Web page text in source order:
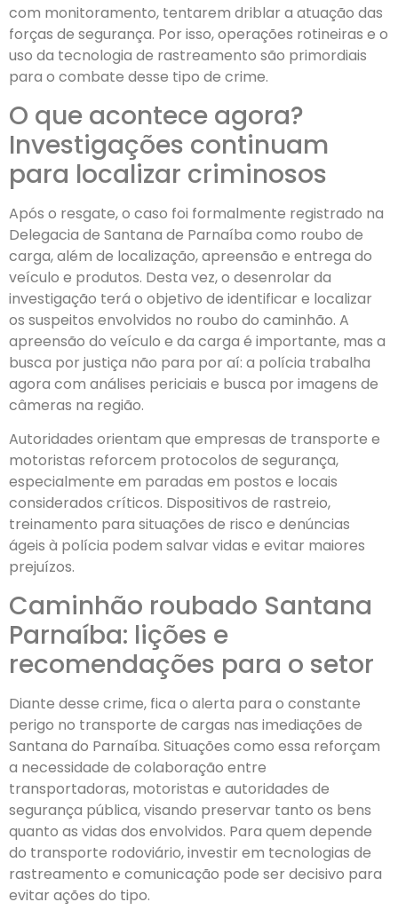
com monitoramento, tentarem driblar a atuação das
forças de segurança. Por isso, operações rotineiras e o
uso da tecnologia de rastreamento são primordiais
para o combate desse tipo de crime.
O que acontece agora?
Investigações continuam
para localizar criminosos
Após o resgate, o caso foi formalmente registrado na
Delegacia de Santana de Parnaíba como roubo de
carga, além de localização, apreensão e entrega do
veículo e produtos. Desta vez, o desenrolar da
investigação terá o objetivo de identificar e localizar
os suspeitos envolvidos no roubo do caminhão. A
apreensão do veículo e da carga é importante, mas a
busca por justiça não para por aí: a polícia trabalha
agora com análises periciais e busca por imagens de
câmeras na região.
Autoridades orientam que empresas de transporte e
motoristas reforcem protocolos de segurança,
especialmente em paradas em postos e locais
considerados críticos. Dispositivos de rastreio,
treinamento para situações de risco e denúncias
ágeis à polícia podem salvar vidas e evitar maiores
prejuízos.
Caminhão roubado Santana
Parnaíba: lições e
recomendações para o setor
Diante desse crime, fica o alerta para o constante
perigo no transporte de cargas nas imediações de
Santana do Parnaíba. Situações como essa reforçam
a necessidade de colaboração entre
transportadoras, motoristas e autoridades de
segurança pública, visando preservar tanto os bens
quanto as vidas dos envolvidos. Para quem depende
do transporte rodoviário, investir em tecnologias de
rastreamento e comunicação pode ser decisivo para
evitar ações do tipo.